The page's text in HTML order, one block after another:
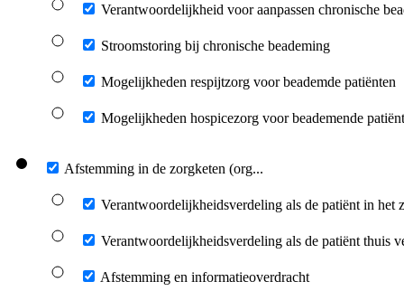
Verantwoordelijkheid voor aanpassen chronische
Stroomstoring bij chronische beademing
Mogelijkheden respijtzorg voor beademde patiënten
Mogelijkheden hospicezorg voor beademende
Afstemming in de zorgketen (org...
Verantwoordelijkheidsverdeling als de patiënt in het
Verantwoordelijkheidsverdeling als de patiënt thuis
Afstemming en informatieoverdracht